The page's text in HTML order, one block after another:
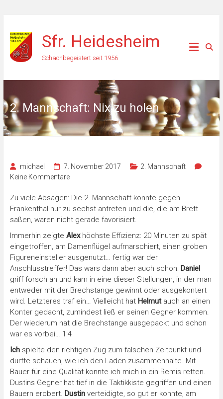
Inhalt
springen
Sfr. Heidesheim
Schachbegeistert seit 1956
2. Mannschaft: Nix zu holen
michael 7. November 2017
2. Mannschaft
Keine Kommentare
Zu viele Absagen: Die 2. Mannschaft konnte gegen
Frankenthal nur zu sechst antreten und die, die am Brett
saßen, waren nicht gerade favorisiert.
Immerhin zeigte Alexhöchste Effizienz: 20 Minuten zu spät
eingetroffen, am Damenflügel aufmarschiert, einen groben
Figureneinsteller ausgenutzt… fertig war der
Anschlusstreffer! Das wars dann aber auch schon: Daniel
griff forsch an und kam in eine dieser Stellungen, in der man
entweder mit der Brechstange gewinnt oder ausgekontert
wird. Letzteres traf ein… Vielleicht hat Helmutauch an einen
Konter gedacht, zumindest ließ er seinen Gegner kommen.
Der wiederum hat die Brechstange ausgepackt und schon
war es vorbei… 1:4
Ichspielte den richtigen Zug zum falschen Zeitpunkt und
durfte schauen, wie ich den Laden zusammenhalte. Mit
Bauer für eine Qualität konnte ich mich in ein Remis retten.
Dustins Gegner hat tief in die Taktikkiste gegriffen und einen
Bauern erobert. Dustinverteidigte, so gut er konnte, am